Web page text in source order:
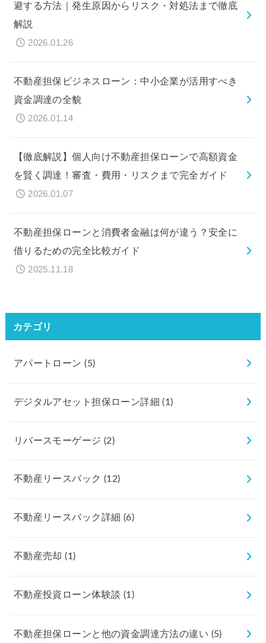
避する方法｜発生原因からリスク・対処法まで徹底
解説
2026.01.26
不動産担保ビジネスローン：中小企業が活用すべき
資金調達の全貌
2026.01.14
【徹底解説】個人向け不動産担保ローンで高額資金
を賢く調達！審査・費用・リスクまで完全ガイド
2026.01.07
不動産担保ローンと消費者金融は何が違う？安全に
借りるための完全比較ガイド
2025.11.18
カテゴリ
アパートローン(5)
デジタルアセット担保ローン詳細(1)
リバースモーゲージ (2)
不動産リースバック (12)
不動産リースバック詳細 (6)
不動産売却(1)
不動産投資ローン体験談 (1)
不動産担保ローンと他の資金調達方法の違い (5)